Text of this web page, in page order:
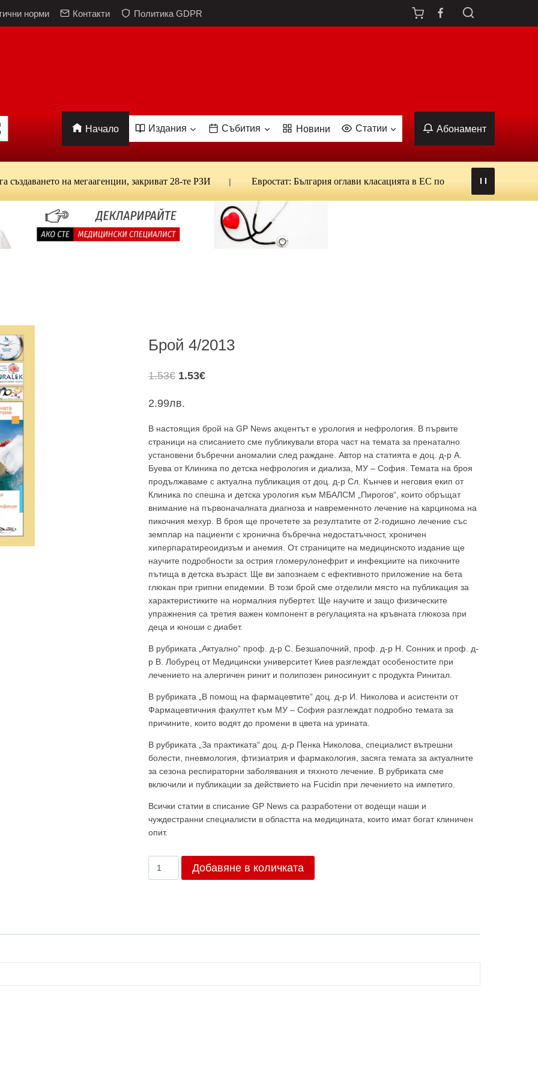
норми Контакти Политика GDPR
Начало Издания Събития Новини Статии Абонамент
на мегаагенции, закриват 28-те РЗИ Евростат: България оглави класацията в ЕС по ежедневна употреба на
Брой 4/2013
1.53€ Original
was:
1.53€.
1.53€Текущата
1.53€.
2.99лв.
В настоящия брой на GP News акцентът е урология и нефрология. В първите
страници на списанието сме публикували втора част на темата за пренатално
установени бъбречни аномалии след раждане. Автор на статията е доц. д-р А.
Буева от Клиника по детска нефрология и диализа, МУ – София. Темата на броя
продължаваме с актуална публикация от доц. д-р Сл. Кънчев и неговия екип от
Клиника по спешна и детска урология към МБАЛСМ „Пирогов“, които обръщат
внимание на първоначалната диагноза и навременното лечение на карцинома на
пикочния мехур. В броя ще прочетете за резултатите от 2-годишно лечение със
земплар на пациенти с хронична бъбречна недостатъчност, хроничен
хиперпаратиреоидизъм и анемия. От страниците на медицинското издание ще
научите подробности за острия гломерулонефрит и инфекциите на пикочните
пътища в детска възраст. Ще ви запознаем с ефективното приложение на бета
глюкан при грипни епидемии. В този брой сме отделили място на публикация за
характеристиките на нормалния пубертет. Ще научите и защо физическите
упражнения са третия важен компонент в регулацията на кръвната глюкоза при
деца и юноши с диабет.
В рубриката „Актуално“ проф. д-р С. Безшапочний, проф. д-р Н. Сонник и проф. д-
р В. Лобурец от Медицински университет Киев разглеждат особеностите при
лечението на алергичен ринит и полипозен риносинуит с продукта Ринитал.
В рубриката „В помощ на фармацевтите“ доц. д-р И. Николова и асистенти от
Фармацевтичния факултет към МУ – София разглеждат подробно темата за
причините, които водят до промени в цвета на урината.
В рубриката „За практиката“ доц. д-р Пенка Николова, специалист вътрешни
болести, пневмология, фтизиатрия и фармакология, засяга темата за актуалните
за сезона респираторни заболявания и тяхното лечение. В рубриката сме
включили и публикации за действието на Fucidin при лечението на импетиго.
Всички статии в списание GP News са разработени от водещи наши и
чуждестранни специалисти в областта на медицината, които имат богат клиничен
опит.
Добавяне в количката
News
да виждате специализирано медицинско съдържание
, трябва да
медицински специалист
Не съм медицински специалист